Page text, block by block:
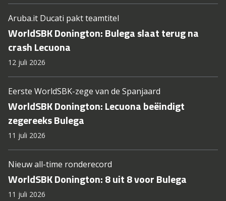
Aruba.it Ducati pakt teamtitel
WorldSBK Donington: Bulega slaat terug na
crash Lecuona
12 juli 2026
Eerste WorldSBK-zege van de Spanjaard
WorldSBK Donington: Lecuona beëindigt
zegereeks Bulega
11 juli 2026
Nieuw all-time ronderecord
WorldSBK Donington: 8 uit 8 voor Bulega
11 juli 2026